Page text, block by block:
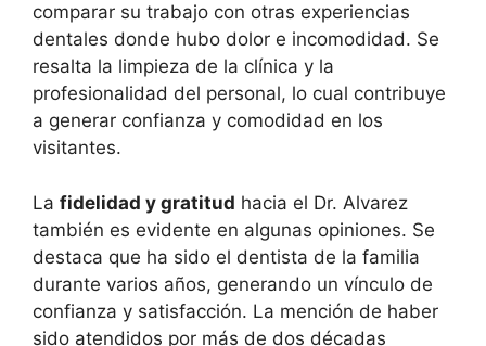
comparar su trabajo con otras experiencias
dentales donde hubo dolor e incomodidad. Se
resalta la limpieza de la clínica y la
profesionalidad del personal, lo cual contribuye
a generar confianza y comodidad en los
visitantes.
La fidelidad y gratitud hacia el Dr. Alvarez
también es evidente en algunas opiniones. Se
destaca que ha sido el dentista de la familia
durante varios años, generando un vínculo de
confianza y satisfacción. La mención de haber
sido atendidos por más de dos décadas